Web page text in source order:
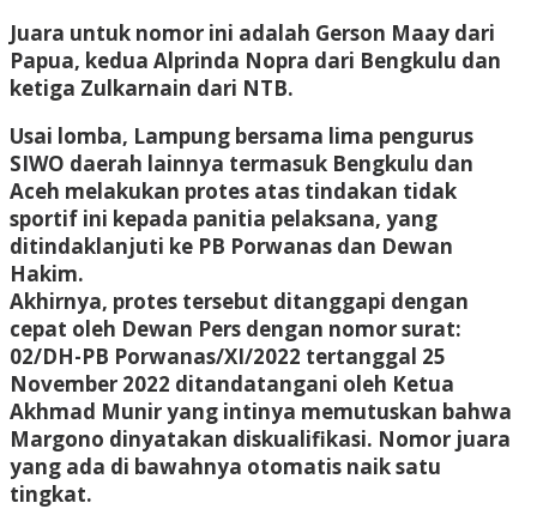
Juara untuk nomor ini adalah Gerson Maay dari
Papua, kedua Alprinda Nopra dari Bengkulu dan
ketiga Zulkarnain dari NTB.
Usai lomba, Lampung bersama lima pengurus
SIWO daerah lainnya termasuk Bengkulu dan
Aceh melakukan protes atas tindakan tidak
sportif ini kepada panitia pelaksana, yang
ditindaklanjuti ke PB Porwanas dan Dewan
Hakim.
Akhirnya, protes tersebut ditanggapi dengan
cepat oleh Dewan Pers dengan nomor surat:
02/DH-PB Porwanas/XI/2022 tertanggal 25
November 2022 ditandatangani oleh Ketua
Akhmad Munir yang intinya memutuskan bahwa
Margono dinyatakan diskualifikasi. Nomor juara
yang ada di bawahnya otomatis naik satu
tingkat.